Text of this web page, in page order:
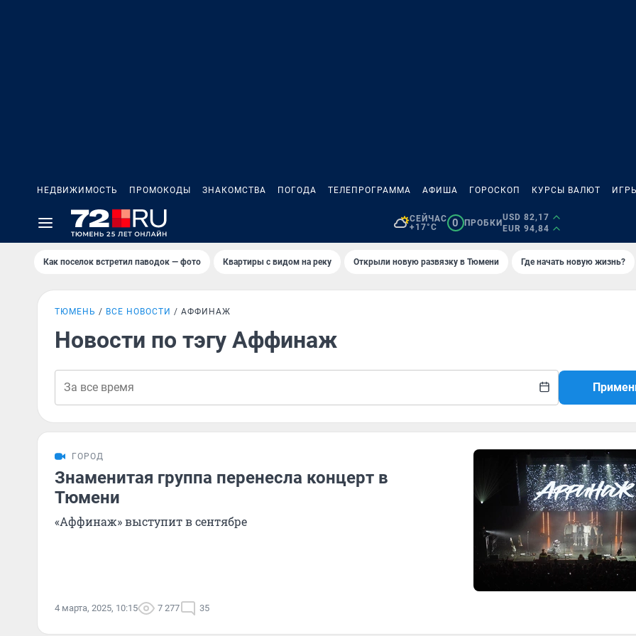
НЕДВИЖИМОСТЬ ПРОМОКОДЫ ЗНАКОМСТВА ПОГОДА ТЕЛЕПРОГРАММА АФИША ГОРОСКОП КУРСЫ ВАЛЮТ
СЕЙЧАС
+17°C
0 ПРОБКИ
USD 82,17
EUR 94,84
Как поселок встретил паводок — фото Квартиры с видом на реку Открыли новую развязку в Тюмени Где начать новую жизнь?
ТЮМЕНЬ ВСЕ НОВОСТИ АФФИНАЖ
Новости по тэгу Аффинаж
ГОРОД
Знаменитая группа перенесла концерт в
Тюмени
«Аффинаж» выступит в сентябре
4 марта, 2025, 10:15 7 277 35